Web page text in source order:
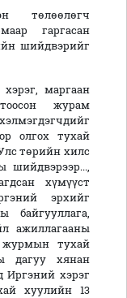
төлөөлөгч
гаргасан
шийдвэрийг
маргаан
журам
олгох тухай
төрийн хилс
шийдвэрээр...,
хүмүүст
эрхийг
байгууллага,
ажиллагааны
журмын тухай
дагуу хянан
Иргэний хэрэг
хуулийн 13